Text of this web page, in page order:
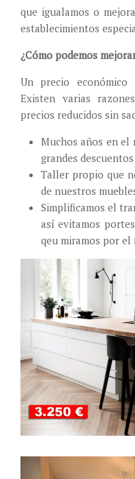
que igualamos o
establecimientos
¿Cómo podemos
Un precio
Existen varias
precios reducidos sin
Muchos años en el
grandes
Taller propio que
de nuestros
Simplificamos el
así evitamos
qeu miramos por el